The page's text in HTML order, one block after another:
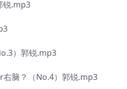
锐.mp3
）郭锐.mp3
右脑？（No.4）郭锐.mp3